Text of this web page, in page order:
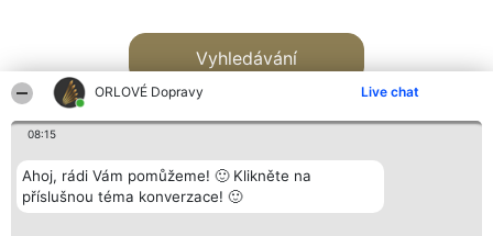
ORLOVÉ Dopravy Live chat
08:15
Ahoj, rádi Vám pomůžeme! 🙂 Klikněte na
příslušnou téma konverzace! 🙂
Vyhledávání